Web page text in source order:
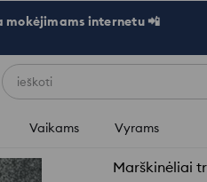
mokėjimams internetu 📲
ieškoti
Vaikams Vyrams
Marškinėliai